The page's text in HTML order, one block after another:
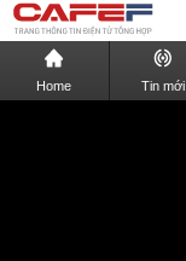
Home Tin mới